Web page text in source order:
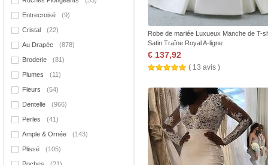
Entrecroisé (9)
Cristal (22)
Au Drapée (878)
Broderie (81)
Plumes (11)
Fleurs (54)
Dentelle (966)
Perles (41)
Ample & Ornée (143)
Plissé (105)
Robe de mariée Luxueux Manche de T-
Satin Traîne Royal A-ligne
€ 137,92
( 13 avis )